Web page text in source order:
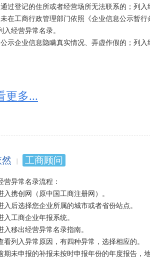
过登记的住所或者经营场所无法联系的；列入
在工商行政管理部门依照《企业信息公示暂
入经营异常名录。
示企业信息隐瞒真实情况、弄虚作假的；列入
更多...
工商顾问
营异常名录流程：
入携创网（原中国工商注册网）。
入后选择您企业所属的城市或者省份站点。
入工商企业年报系统。
入移出经营异常名录指南。
看列入异常原因，有四种异常，选择相应的。
期未申报的补报未按时申报年份的年度报告，